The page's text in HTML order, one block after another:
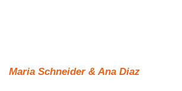
Maria Schneider & Ana Diaz